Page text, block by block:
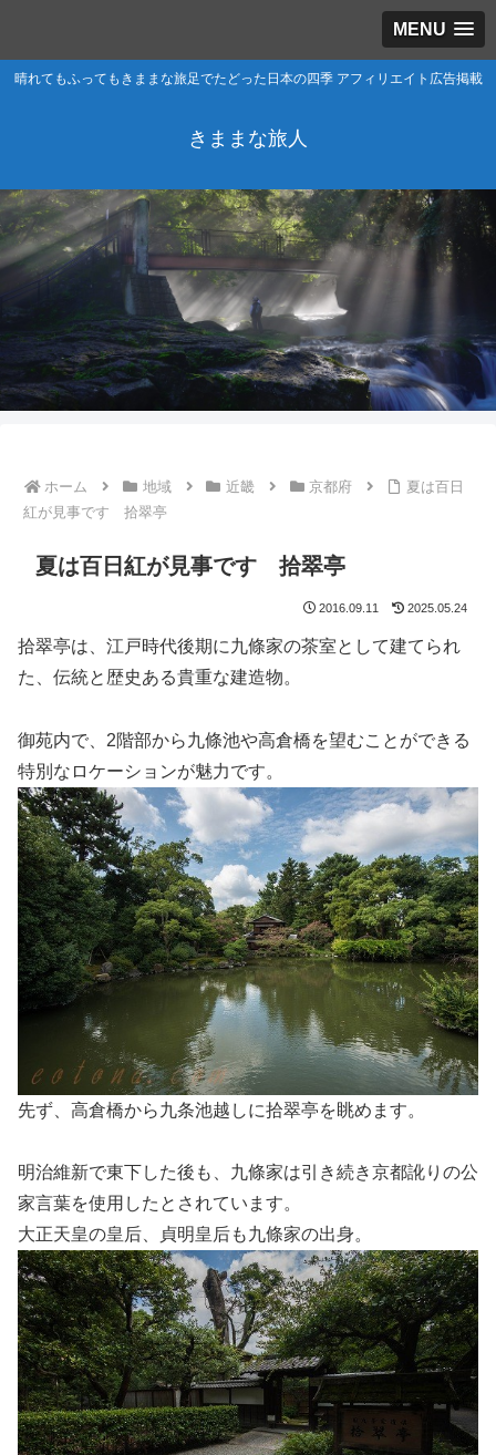
MENU
晴れてもふってもきままな旅足でたどった日本の四季 アフィリエイト広告掲載
きままな旅人
ホーム 地域 近畿 京都府
夏は百日
紅が見事です 拾翠亭
夏は百日紅が見事です 拾翠亭
2016.09.11 2025.05.24
拾翠亭は、江戸時代後期に九條家の茶室として建てられ
た、伝統と歴史ある貴重な建造物。
御苑内で、2階部から九條池や高倉橋を望むことができる
特別なロケーションが魅力です。
先ず、高倉橋から九条池越しに拾翠亭を眺めます。
明治維新で東下した後も、九條家は引き続き京都訛りの公
家言葉を使用したとされています。
大正天皇の皇后、貞明皇后も九條家の出身。